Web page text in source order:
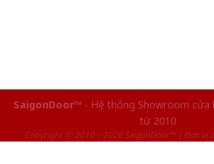
SaigonDoor™ - Hệ thống Showroom cửa
từ 2010
Copyright ⓒ 2010 – 2026 SaigonDoor™ | Đơn vị